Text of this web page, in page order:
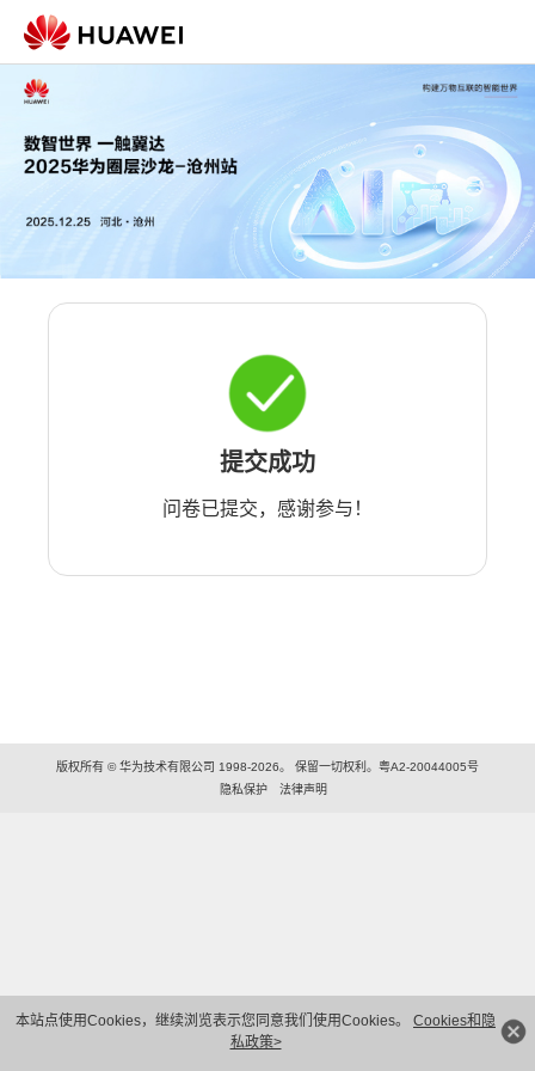
本站点使用Cookies，继续浏览表示您同意我们使用Cookies。 Cookies和隐
私政策>
提交成功
问卷已提交，感谢参与！
版权所有 © 华为技术有限公司 1998-2026。 保留一切权利。粤A2-20044005号
隐私保护
法律声明